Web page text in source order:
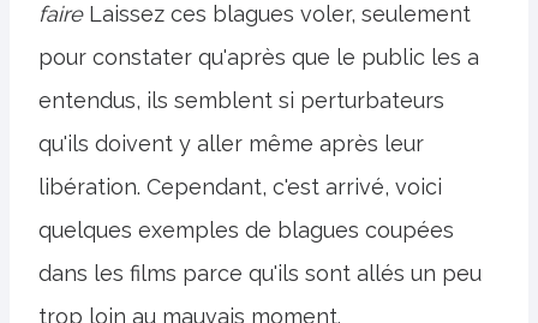
faireLaissez ces blagues voler, seulement
pour constater qu'après que le public les a
entendus, ils semblent si perturbateurs
qu'ils doivent y aller même après leur
libération. Cependant, c'est arrivé, voici
quelques exemples de blagues coupées
dans les films parce qu'ils sont allés un peu
trop loin au mauvais moment.